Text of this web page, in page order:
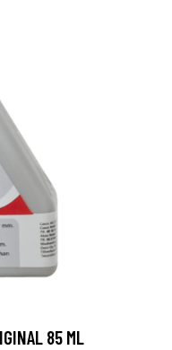
85 ML